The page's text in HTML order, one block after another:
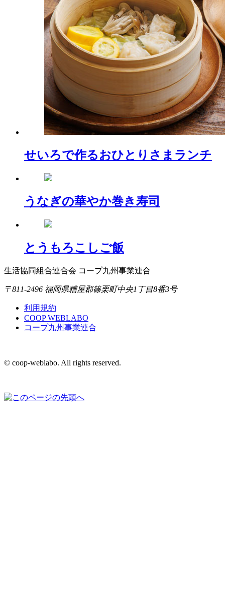
せいろで作るおひとりさまランチ
うなぎの華やか巻き寿司
とうもろこしご飯
生活協同組合連合会 コープ九州事業連合
〒811-2496 福岡県糟屋郡篠栗町中央1丁目8番3号
利用規約
COOP WEBLABO
コープ九州事業連合
© coop-weblabo. All rights reserved.